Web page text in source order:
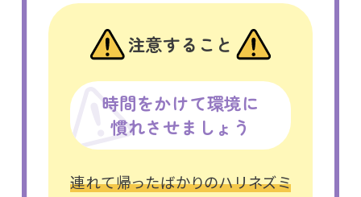
注意すること
時間をかけて環境に
慣れさせましょう
連れて帰ったばかりのハリネズミ